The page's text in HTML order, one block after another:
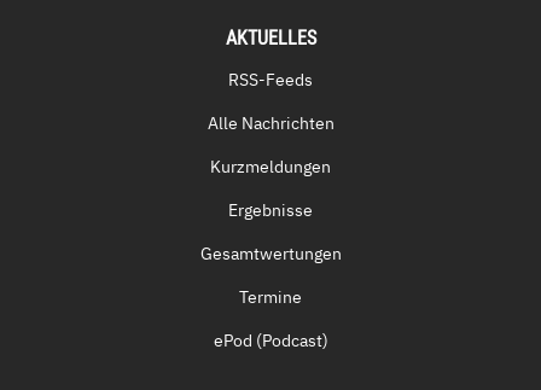
AKTUELLES
RSS-Feeds
Alle Nachrichten
Kurzmeldungen
Ergebnisse
Gesamtwertungen
Termine
ePod (Podcast)